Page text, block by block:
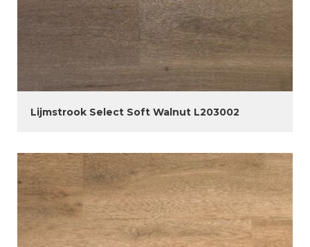
Lijmstrook Select Soft Walnut L203002